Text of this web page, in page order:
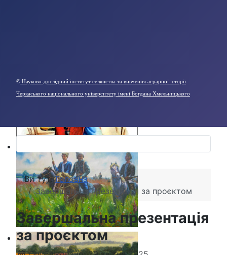
Ви тут:Головна
Завершальна презентація за проєктом
Завершальна презентація
за проєктом
© Науково-дослідний інститут селянства та вивчення аграрної історії
Черкаського національного університету імені Богдана Хмельницького